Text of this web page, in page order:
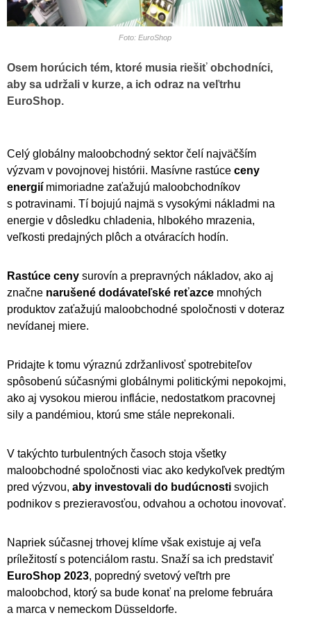
Foto: EuroShop
Osem horúcich tém, ktoré musia riešiť obchodníci,
aby sa udržali v kurze, a ich odraz na veľtrhu
EuroShop.
Celý globálny maloobchodný sektor čelí najväčším
výzvam v povojnovej histórii. Masívne rastúce ceny
energií mimoriadne zaťažujú maloobchodníkov
s potravinami. Tí bojujú najmä s vysokými nákladmi na
energie v dôsledku chladenia, hlbokého mrazenia,
veľkosti predajných plôch a otváracích hodín.
Rastúce ceny surovín a prepravných nákladov, ako aj
značne narušené dodávateľské reťazce mnohých
produktov zaťažujú maloobchodné spoločnosti v doteraz
nevídanej miere.
Pridajte k tomu výraznú zdržanlivosť spotrebiteľov
spôsobenú súčasnými globálnymi politickými nepokojmi,
ako aj vysokou mierou inflácie, nedostatkom pracovnej
sily a pandémiou, ktorú sme stále neprekonali.
V takýchto turbulentných časoch stoja všetky
maloobchodné spoločnosti viac ako kedykoľvek predtým
pred výzvou, aby investovali do budúcnosti svojich
podnikov s prezieravosťou, odvahou a ochotou inovovať.
Napriek súčasnej trhovej klíme však existuje aj veľa
príležitostí s potenciálom rastu. Snaží sa ich predstaviť
EuroShop 2023, popredný svetový veľtrh pre
maloobchod, ktorý sa bude konať na prelome februára
a marca v nemeckom Düsseldorfe.